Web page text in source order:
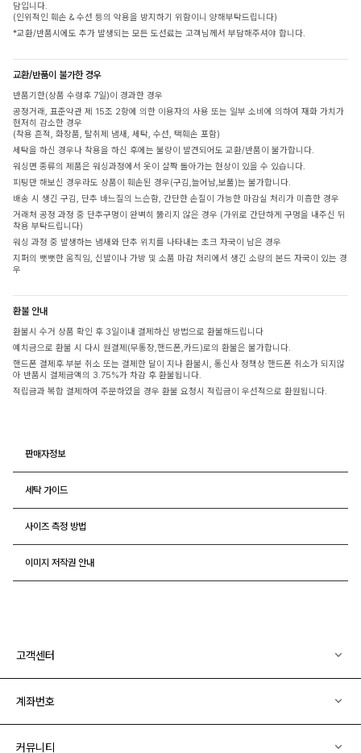
담입니다.
(인위적인 훼손 & 수선 등의 악용을 방지하기 위함이니 양해부탁드립니다)
*교환/반품시에도 추가 발생되는 모든 도선료는 고객님께서 부담해주셔야 합니다.
교환/반품이 불가한 경우
반품기한(상품 수령후 7일)이 경과한 경우
공정거래, 표준약관 제 15조 2항에 의한 이용자의 사용 또는 일부 소비에 의하여 재화 가치가
현저히 감소한 경우
(착용 흔적, 화장품, 탈취제 냄새, 세탁, 수선, 택훼손 포함)
세탁을 하신 경우나 착용을 하신 후에는 불량이 발견되어도 교환/반품이 불가합니다.
워싱면 종류의 제품은 워싱과정에서 옷이 살짝 돌아가는 현상이 있을 수 있습니다.
피팅만 해보신 경우라도 상품이 훼손된 경우(구김,늘어남,보풀)는 불가합니다.
배송 시 생긴 구김, 단추 바느질의 느슨함, 간단한 손질이 가능한 마감실 처리가 미흡한 경우
거래처 공정 과정 중 단추구멍이 완벽히 뚫리지 않은 경우 (가위로 간단하게 구멍을 내주신 뒤
착용 부탁드립니다)
워싱 과정 중 발생하는 냄새와 단추 위치를 나타내는 초크 자국이 남은 경우
지퍼의 뻣뻣한 움직임, 신발이나 가방 및 소품 마감 처리에서 생긴 소량의 본드 자국이 있는 경
우
환불 안내
환불시 수거 상품 확인 후 3일이내 결제하신 방법으로 환불해드립니다
예치금으로 환불 시 다시 원결제(무통장,핸드폰,카드)로의 환불은 불가합니다.
핸드폰 결제후 부분 취소 또는 결제한 달이 지나 환불시, 통신사 정책상 핸드폰 취소가 되지않
아 반품시 결제금액의 3.75%가 차감 후 환불됩니다.
적립금과 복합 결제하여 주문하였을 경우 환불 요청시 적립금이 우선적으로 환원됩니다.
판매자정보
세탁 가이드
사이즈 측정 방법
이미지 저작권 안내
고객센터
계좌번호
커뮤니티